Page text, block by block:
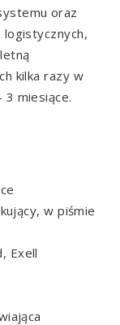
oraz
kilka razy w
miesiące.
w piśmie
Exell